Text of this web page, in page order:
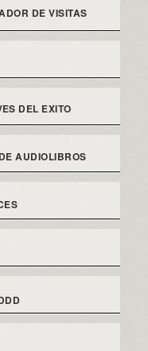
DE VISITAS
DEL EXITO
AUDIOLIBROS